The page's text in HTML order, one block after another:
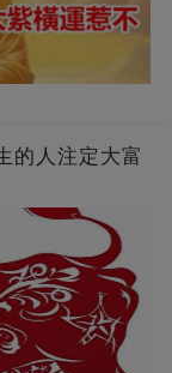
的人注定大富